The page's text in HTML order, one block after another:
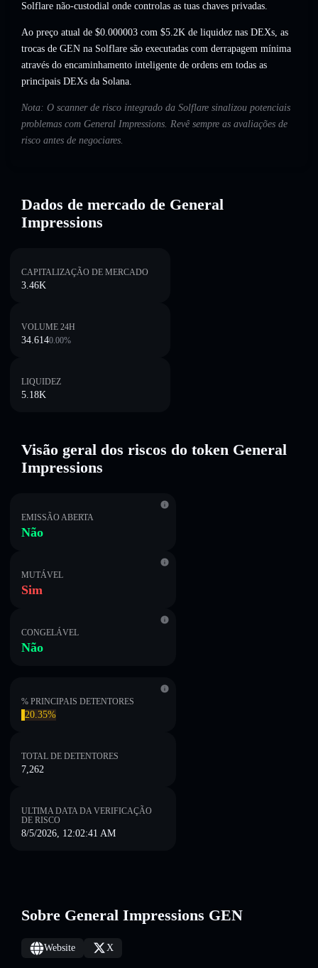
Solflare não-custodial onde controlas as tuas chaves privadas.
Ao preço atual de $0.000003 com $5.2K de liquidez nas DEXs, as
trocas de GEN na Solflare são executadas com derrapagem mínima
através do encaminhamento inteligente de ordens em todas as
principais DEXs da Solana.
Nota: O scanner de risco integrado da Solflare sinalizou potenciais
problemas com General Impressions. Revê sempre as avaliações de
risco antes de negociares.
Dados de mercado de General
Impressions
CAPITALIZAÇÃO DE MERCADO
3.46K
VOLUME 24H
34.6140.00%
LIQUIDEZ
5.18K
Visão geral dos riscos do token General
Impressions
EMISSÃO ABERTA
Não
MUTÁVEL
Sim
CONGELÁVEL
Não
% PRINCIPAIS DETENTORES
20.35%
TOTAL DE DETENTORES
7,262
ULTIMA DATA DA VERIFICAÇÃO
DE RISCO
8/5/2026, 12:02:41 AM
Sobre General Impressions GEN
Website X